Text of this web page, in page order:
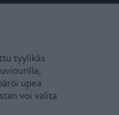
tyylikäs
upea
voi valita